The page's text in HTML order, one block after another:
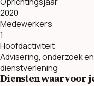
2020
Medewerkers
1
Hoofdactiviteit
Advisering, onderzoek
dienstverlening
Diensten waarvoor